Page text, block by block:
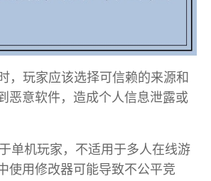
，玩家应该选择可信赖的来源和
恶意软件，造成个人信息泄露或
单机玩家，不适用于多人在线游
使用修改器可能导致不公平竞